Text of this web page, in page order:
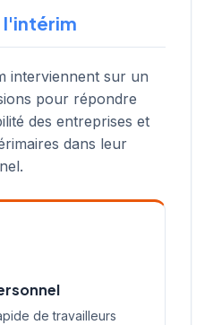
l'intérim
interviennent sur un
pour répondre
des entreprises et
dans leur
de travailleurs